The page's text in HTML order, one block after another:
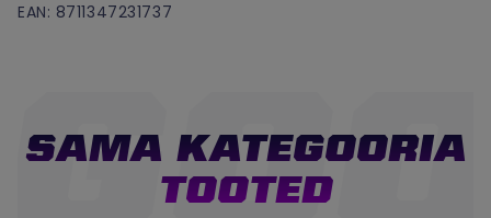
EAN: 8711347231737
SAMA KATEGOORIA
TOOTED